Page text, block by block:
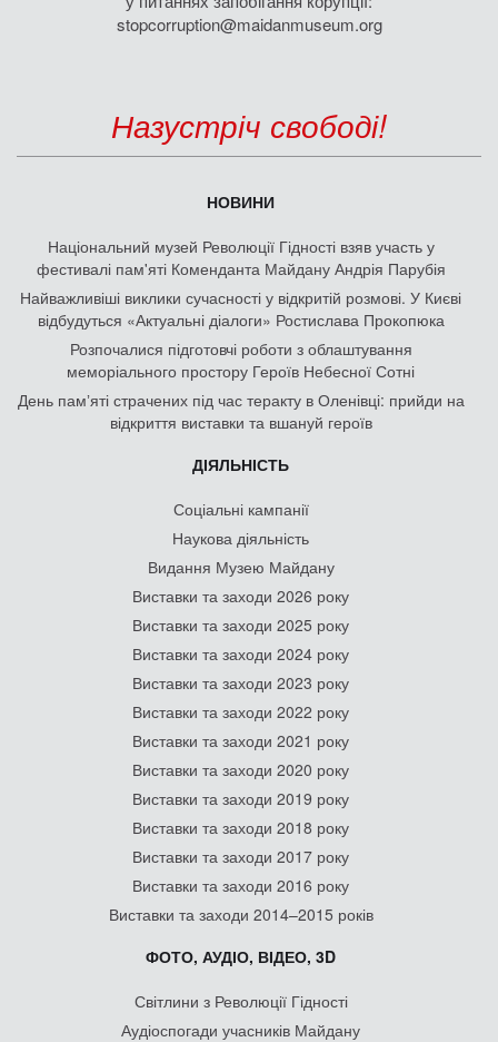
stopcorruption@maidanmuseum.org
Назустріч свободі!
НОВИНИ
Національний музей Революції Гідності взяв участь у
фестивалі пам'яті Коменданта Майдану Андрія Парубія
Найважливіші виклики сучасності у відкритій розмові. У Києві
відбудуться «Актуальні діалоги» Ростислава Прокопюка
Розпочалися підготовчі роботи з облаштування
меморіального простору Героїв Небесної Сотні
День памʼяті страчених під час теракту в Оленівці: прийди на
відкриття виставки та вшануй героїв
ДІЯЛЬНІСТЬ
Соціальні кампанії
Наукова діяльність
Видання Музею Майдану
Виставки та заходи 2026 року
Виставки та заходи 2025 року
Виставки та заходи 2024 року
Виставки та заходи 2023 року
Виставки та заходи 2022 року
Виставки та заходи 2021 року
Виставки та заходи 2020 року
Виставки та заходи 2019 року
Виставки та заходи 2018 року
Виставки та заходи 2017 року
Виставки та заходи 2016 року
Виставки та заходи 2014–2015 років
ФОТО, АУДІО, ВІДЕО, 3D
Світлини з Революції Гідності
Аудіоспогади учасників Майдану